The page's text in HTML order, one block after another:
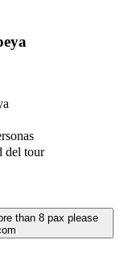
del tour
than 8 pax please